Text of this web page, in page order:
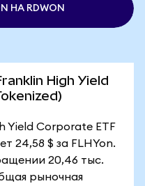
НА RDWON
High Yield
Yield Corporate ETF
24,58 $ за FLHYon.
20,46 тыс.
рыночная